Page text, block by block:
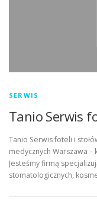
SERWIS
Tanio Serwis
Tanio Serwis foteli i
medycznych Warszawa
Jesteśmy firmą
stomatologicznych,